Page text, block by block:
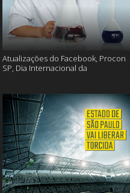
Atualizações do Facebook, Procon
SP, Dia Internacional da